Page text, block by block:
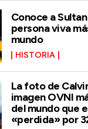
Conoce a
persona viva
mundo
HISTORIA
La foto de
imagen OVNI
del mundo que
«perdida» por